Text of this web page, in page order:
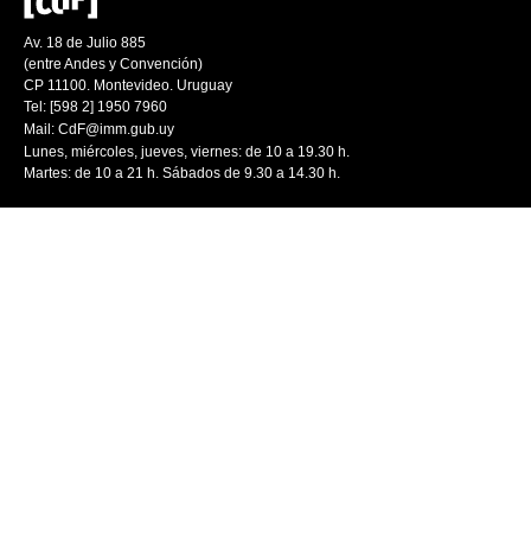
Av. 18 de Julio 885
(entre Andes y Convención)
CP 11100. Montevideo. Uruguay
Tel: [598 2] 1950 7960
Mail: CdF@imm.gub.uy
Lunes, miércoles, jueves, viernes: de 10 a 19.30 h.
Martes: de 10 a 21 h. Sábados de 9.30 a 14.30 h.